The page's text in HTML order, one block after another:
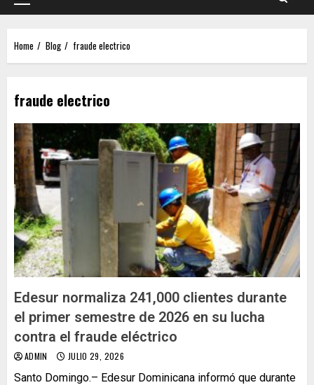
Home Blog fraude electrico
fraude electrico
Edesur normaliza 241,000 clientes durante
el primer semestre de 2026 en su lucha
contra el fraude eléctrico
ADMIN JULIO 29, 2026
Santo Domingo.– Edesur Dominicana informó que durante